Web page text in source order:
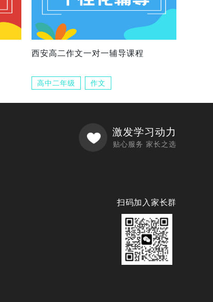
西安高二作文一对一辅导课程
高中二年级 作文
激发学习动力
贴心服务 家长之选
扫码加入家长群